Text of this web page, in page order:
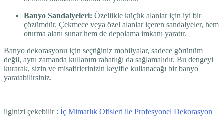
Banyo Sandalyeleri: Özellikle küçük alanlar için iyi bir
çözümdür. Çekmece veya özel alanlar içeren sandalyeler, hem
oturma alanı sunar hem de depolama imkanı yaratır.
Banyo dekorasyonu için seçtiğiniz mobilyalar, sadece görünüm
değil, aynı zamanda kullanım rahatlığı da sağlamalıdır. Bu dengeyi
kurarak, sizin ve misafirlerinizin keyifle kullanacağı bir banyo
yaratabilirsiniz.
ilginizi çekebilir : İç Mimarlık Ofisleri ile Profesyonel Dekorasyon